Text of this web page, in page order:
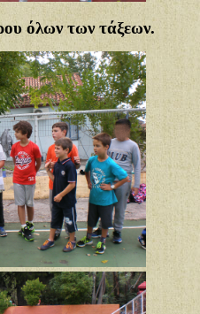
όλων των τάξεων.